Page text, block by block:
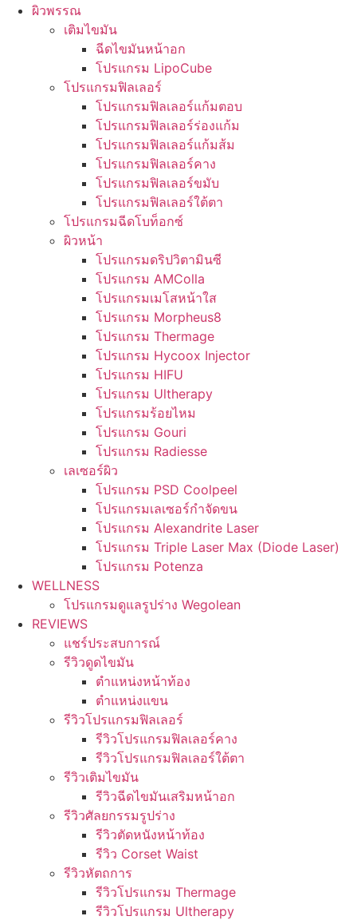
ผิวพรรณ
เติมไขมัน
ฉีดไขมันหน้าอก
โปรแกรม LipoCube
โปรแกรมฟิลเลอร์
โปรแกรมฟิลเลอร์แก้มตอบ
โปรแกรมฟิลเลอร์ร่องแก้ม
โปรแกรมฟิลเลอร์แก้มส้ม
โปรแกรมฟิลเลอร์คาง
โปรแกรมฟิลเลอร์ขมับ
โปรแกรมฟิลเลอร์ใต้ตา
โปรแกรมฉีดโบท็อกซ์
ผิวหน้า
โปรแกรมดริปวิตามินซี
โปรแกรม AMColla
โปรแกรมเมโสหน้าใส
โปรแกรม Morpheus8
โปรแกรม Thermage
โปรแกรม Hycoox Injector
โปรแกรม HIFU
โปรแกรม Ultherapy
โปรแกรมร้อยไหม
โปรแกรม Gouri
โปรแกรม Radiesse
เลเซอร์ผิว
โปรแกรม PSD Coolpeel
โปรแกรมเลเซอร์กำจัดขน
โปรแกรม Alexandrite Laser
โปรแกรม Triple Laser Max (Diode Laser)
โปรแกรม Potenza
WELLNESS
โปรแกรมดูแลรูปร่าง Wegolean
REVIEWS
แชร์ประสบการณ์
รีวิวดูดไขมัน
ตำแหน่งหน้าท้อง
ตำแหน่งแขน
รีวิวโปรแกรมฟิลเลอร์
รีวิวโปรแกรมฟิลเลอร์คาง
รีวิวโปรแกรมฟิลเลอร์ใต้ตา
รีวิวเติมไขมัน
รีวิวฉีดไขมันเสริมหน้าอก
รีวิวศัลยกรรมรูปร่าง
รีวิวตัดหนังหน้าท้อง
รีวิว Corset Waist
รีวิวหัตถการ
รีวิวโปรแกรม Thermage
รีวิวโปรแกรม Ultherapy